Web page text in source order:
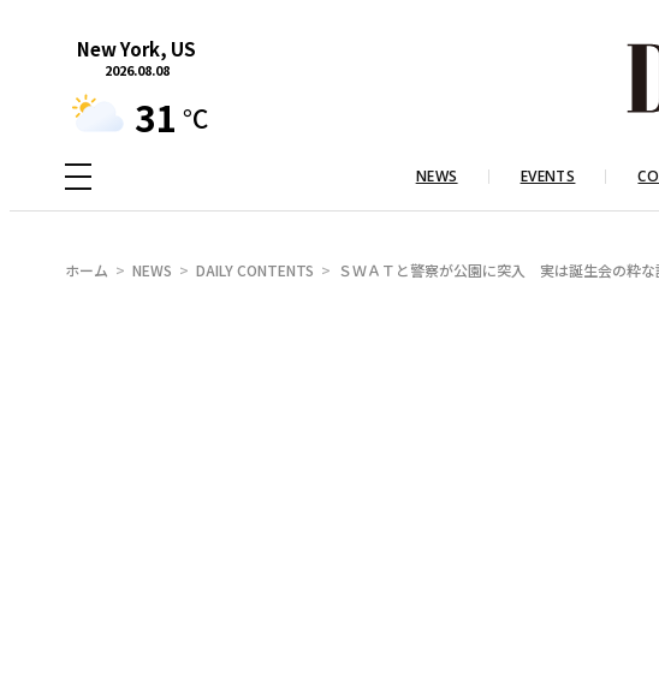
New York, US
2026.08.08
31 °C
NEWS EVENTS
ホーム NEWS DAILY CONTENTS ＳＷＡＴと警察が公園に突入 実は誕生会の粋な